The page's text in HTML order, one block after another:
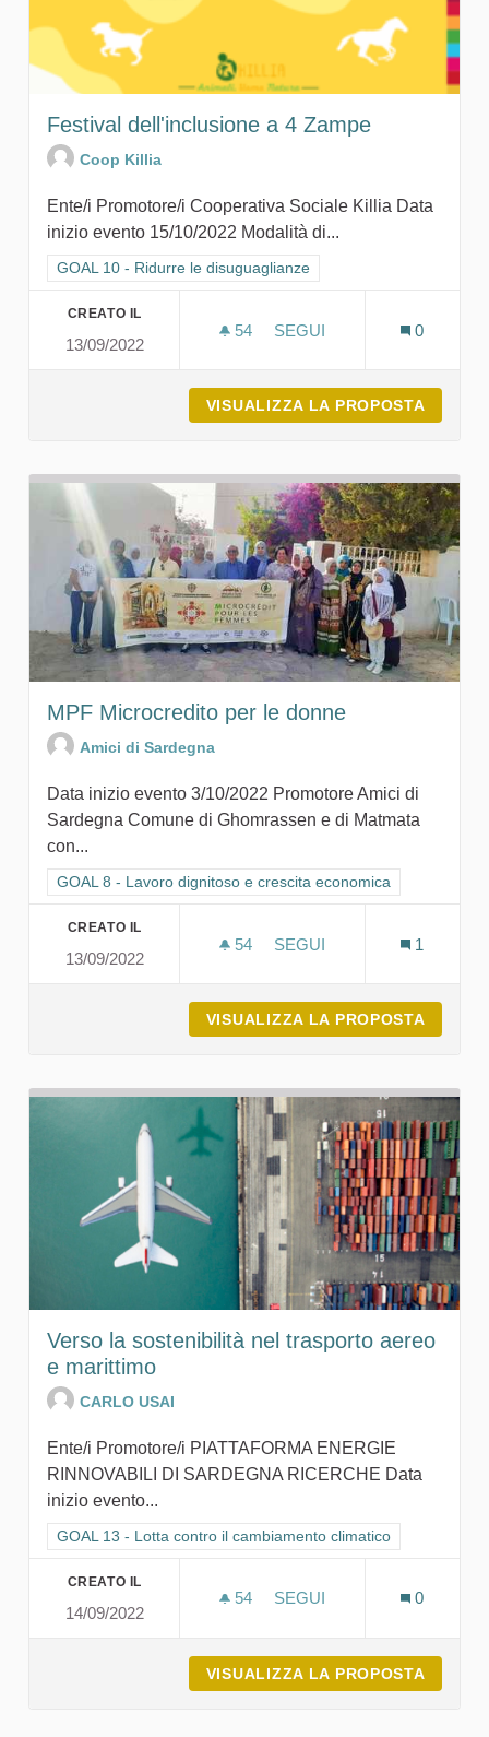
Festival dell'inclusione a 4 Zampe
Coop Killia
Ente/i Promotore/i Cooperativa Sociale Killia Data
inizio evento 15/10/2022 Modalità di...
Filtra i risultati per categoria: GOAL 10 - Ridurre le
GOAL 10 - Ridurre le disuguaglianze
CREATO IL
13/09/2022
54 54 SOSTENITORI
SEGUI
0
VISUALIZZA LA PROPOSTA
MPF Microcredito per le donne
Amici di Sardegna
Data inizio evento 3/10/2022 Promotore Amici di
Sardegna Comune di Ghomrassen e di Matmata
con...
Filtra i risultati per categoria: GOAL 8 - Lavoro dignitoso e
GOAL 8 - Lavoro dignitoso e crescita economica
CREATO IL
13/09/2022
54 54 SOSTENITORI
SEGUI
1
VISUALIZZA LA PROPOSTA
Verso la sostenibilità nel trasporto aereo
e marittimo
CARLO USAI
Ente/i Promotore/i PIATTAFORMA ENERGIE
RINNOVABILI DI SARDEGNA RICERCHE Data
inizio evento...
Filtra i risultati per categoria: GOAL 13 - Lotta contro il
GOAL 13 - Lotta contro il cambiamento climatico
CREATO IL
14/09/2022
54 54 SOSTENITORI
SEGUI
0
VISUALIZZA LA PROPOSTA